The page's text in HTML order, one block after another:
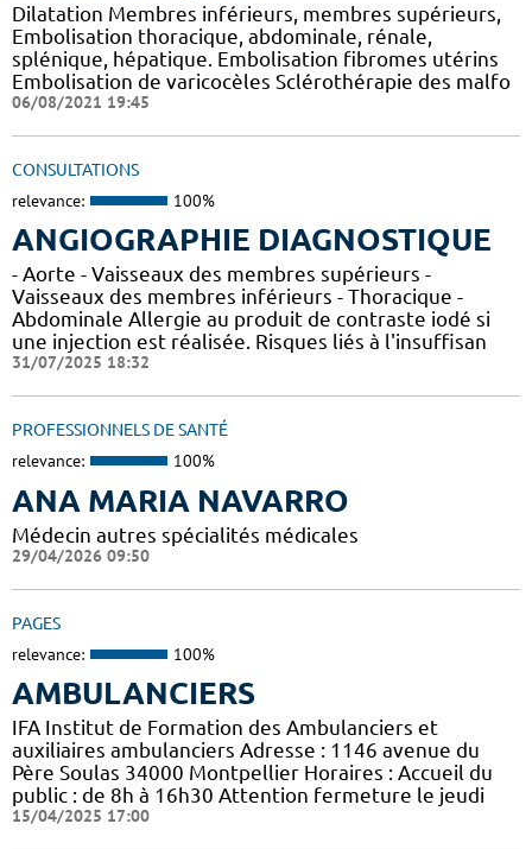
Dilatation Membres inférieurs, membres supérieurs,
Embolisation thoracique, abdominale, rénale,
splénique, hépatique. Embolisation fibromes utérins
Embolisation de varicocèles Sclérothérapie des malfo
06/08/2021 19:45
CONSULTATIONS
relevance: 100%
ANGIOGRAPHIE DIAGNOSTIQUE
- Aorte - Vaisseaux des membres supérieurs -
Vaisseaux des membres inférieurs - Thoracique -
Abdominale Allergie au produit de contraste iodé si
une injection est réalisée. Risques liés à l'insuffisan
31/07/2025 18:32
PROFESSIONNELS DE SANTÉ
relevance: 100%
ANA MARIA NAVARRO
Médecin autres spécialités médicales
29/04/2026 09:50
PAGES
relevance: 100%
AMBULANCIERS
IFA Institut de Formation des Ambulanciers et
auxiliaires ambulanciers Adresse : 1146 avenue du
Père Soulas 34000 Montpellier Horaires : Accueil du
public : de 8h à 16h30 Attention fermeture le jeudi
15/04/2025 17:00